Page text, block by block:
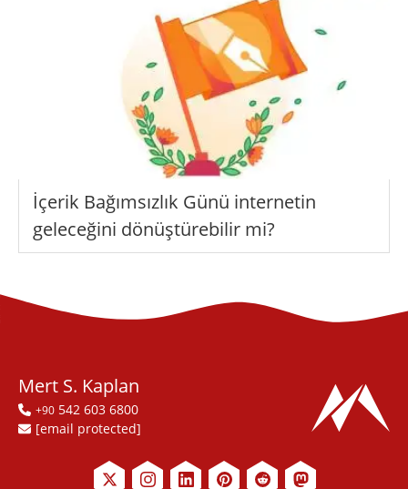
İçerik Bağımsızlık Günü internetin
geleceğini dönüştürebilir mi?
Mert S. Kaplan
+90 542 603 6800
[email protected]